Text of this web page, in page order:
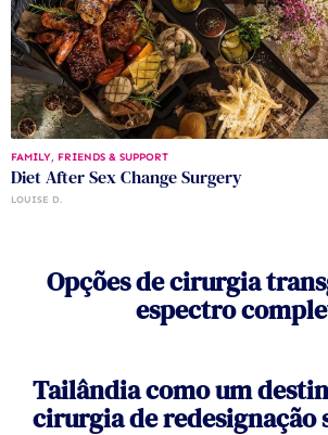
FAMILY, FRIENDS & SUPPORT
Diet After Sex Change Surgery
LOUISE D.
Opções de cirurgia
espectro
Tailândia como um
cirurgia de redesignação